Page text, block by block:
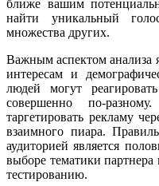
ближе вашим
найти уникальный
множества других.
Важным аспектом анализа
интересам и
людей могут
совершенно по-
таргетировать рекламу
взаимного пиара.
аудиторией является
выборе тематики
тестированию.